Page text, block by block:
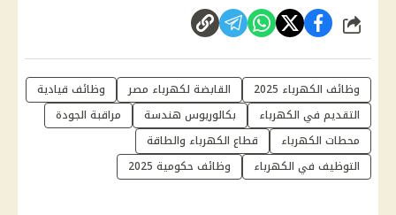
شارك
وظائف الكهرباء 2025 القابضة لكهرباء مصر
وظائف قيادية
التقديم في الكهرباء
بكالوريوس هندسة
مراقبة الجودة
محطات الكهرباء
قطاع الكهرباء والطاقة
التوظيف في الكهرباء
وظائف حكومية 2025